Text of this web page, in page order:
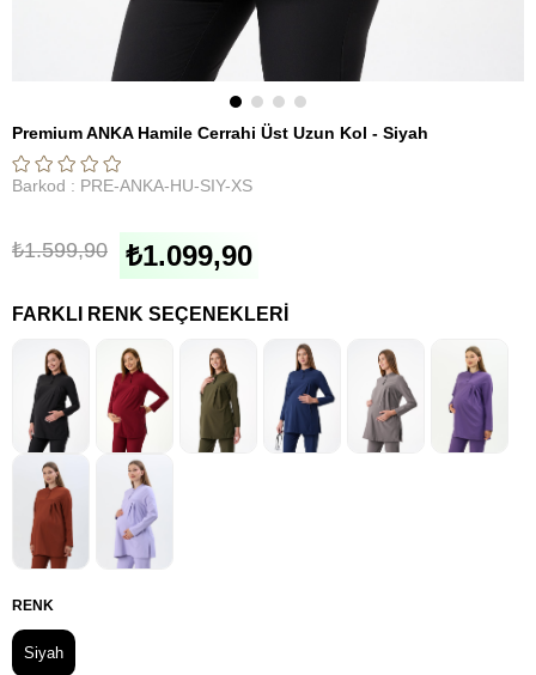
Premium ANKA Hamile Cerrahi Üst Uzun Kol - Siyah
Barkod : PRE-ANKA-HU-SIY-XS
₺1.599,90 ₺1.099,90
FARKLI RENK SEÇENEKLERI
RENK
Siyah